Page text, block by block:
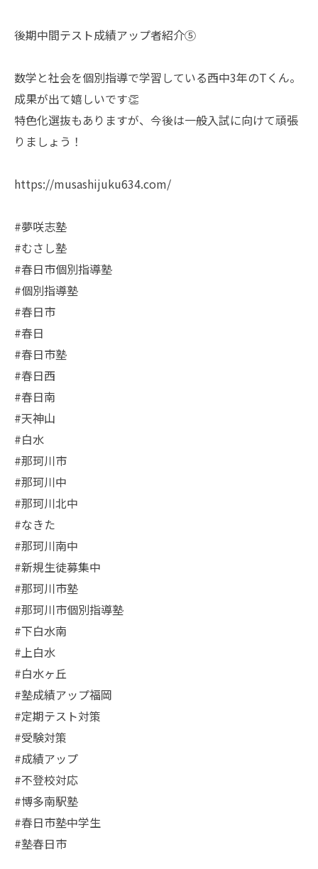
後期中間テスト成績アップ者紹介⑤
数学と社会を個別指導で学習している西中3年のTくん。
成果が出て嬉しいです👏
特色化選抜もありますが、今後は一般入試に向けて頑張
りましょう！
https://musashijuku634.com/
#夢咲志塾
#むさし塾
#春日市個別指導塾
#個別指導塾
#春日市
#春日
#春日市塾
#春日西
#春日南
#天神山
#白水
#那珂川市
#那珂川中
#那珂川北中
#なきた
#那珂川南中
#新規生徒募集中
#那珂川市塾
#那珂川市個別指導塾
#下白水南
#上白水
#白水ヶ丘
#塾成績アップ福岡
#定期テスト対策
#受験対策
#成績アップ
#不登校対応
#博多南駅塾
#春日市塾中学生
#塾春日市